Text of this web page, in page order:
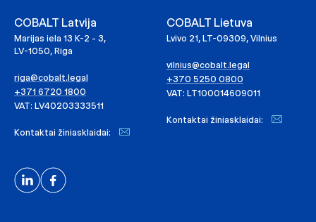
COBALT Latvija
Marijas iela 13 K-2 - 3,
LV-1050, Riga
riga@cobalt.legal
+371 6720 1800
VAT: LV40203333511
Kontaktai žiniasklaidai:
COBALT Lietuva
Lvivo 21, LT-09309, Vilnius
vilnius@cobalt.legal
+370 5250 0800
VAT: LT100014609011
Kontaktai žiniasklaidai: